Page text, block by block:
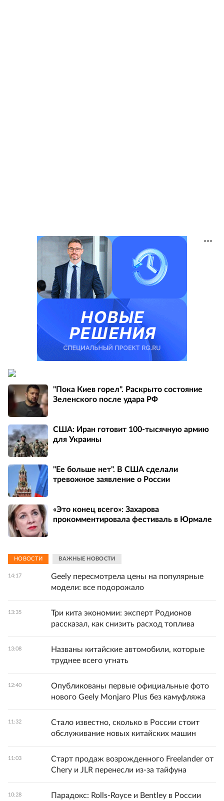
"Пока Киев горел". Раскрыто состояние
Зеленского после удара РФ
США: Иран готовит 100-тысячную армию
для Украины
"Ее больше нет". В США сделали
тревожное заявление о России
«Это конец всего»: Захарова
прокомментировала фестиваль в Юрмале
НОВОСТИ ВАЖНЫЕ НОВОСТИ
14:17
Geely пересмотрела цены на популярные
модели: все подорожало
13:35
Три кита экономии: эксперт Родионов
рассказал, как снизить расход топлива
13:08
Названы китайские автомобили, которые
труднее всего угнать
12:40
Опубликованы первые официальные фото
нового Geely Monjaro Plus без камуфляжа
11:32
Стало известно, сколько в России стоит
обслуживание новых китайских машин
11:03
Старт продаж возрожденного Freelander от
Chery и JLR перенесли из-за тайфуна
10:28
Парадокс: Rolls-Royce и Bentley в России